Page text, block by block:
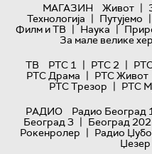
МАГАЗИН
Живот |
Технологијa | Путујемо |
Филм и ТВ | Наука |
За мале велике
ТВ
РТС 1 | РТС 2 |
РТС Драма | РТС Живот
РТС Трезор | РТС
РАДИО
Радио Београд
Београд 3 | Београд 202
Рокенролер | Радио
Џезер